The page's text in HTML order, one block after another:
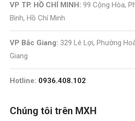
VP TP. HỒ CHÍ MINH: 99 Cộng Hòa,
Bình, Hồ Chí Minh
VP Bắc Giang: 329 Lê Lợi, Phường
Giang
Hotline: 0936.408.102
Chúng tôi trên MXH